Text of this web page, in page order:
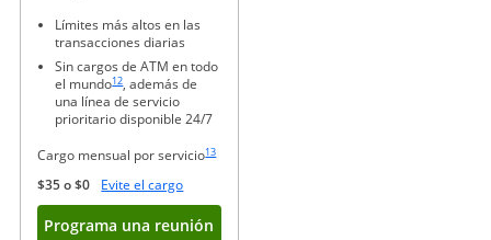
Límites más altos en las
transacciones diarias
Sin cargos de ATM en todo
el mundo
Enlace en la misma página a la referencia a pie de página
12, además de
una línea de servicio
prioritario disponible 24/7
Cargo mensual por servicio13
$35 o $0 Evite el cargoAbre superposición
Programa una reunión